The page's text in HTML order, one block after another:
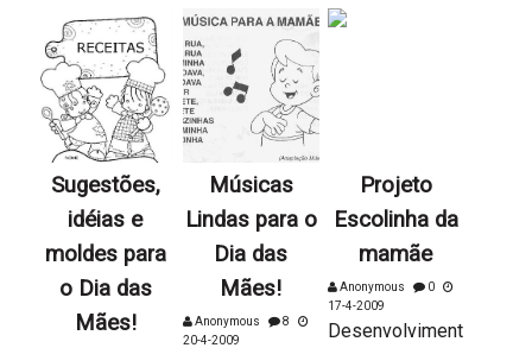
Sugestões,
idéias e
moldes para
o Dia das
Mães!
Músicas
Lindas para o
Dia das
Mães!
Anonymous
8
20-4-2009
Projeto
Escolinha da
mamãe
Anonymous
0
17-4-2009
Desenvolviment